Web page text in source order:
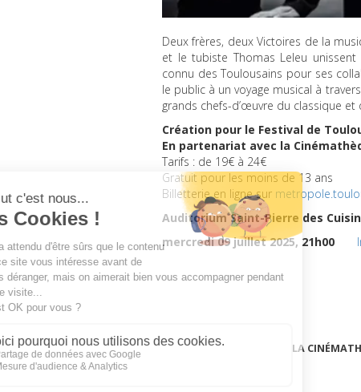
Deux frères, deux Victoires de la
et le tubiste Thomas Leleu
connu des Toulousains pour ses
le public à un voyage musical à
grands chefs-d’œuvre du classique et
Création pour le Festival de
En partenariat avec la
Tarifs : de 19€ à 24€
Gratuit pour les moins de 13 ans
Billetterie en ligne sur
Auditorium Saint-Pierre des
mercredi 09 juillet 2025, 21h00
LA